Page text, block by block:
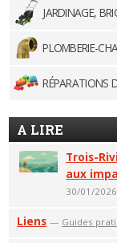
JARDINAGE,
PLOMBERIE-
RÉPARATIONS
A LIRE
Trois-
aux
30/01/2026
Liens — Guides